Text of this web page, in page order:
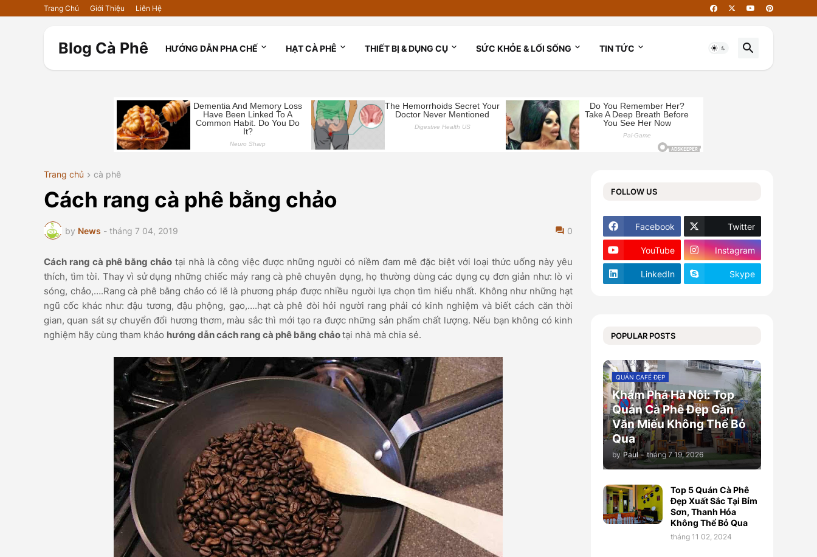
Trang Chủ Giới Thiệu Liên Hệ
Blog Cà Phê HƯỚNG DẪN PHA CHẾ HẠT CÀ PHÊ THIẾT BỊ & DỤNG CỤ SỨC KHỎE & LỐI SỐNG TIN TỨC
Trang chủ cà phê
Cách rang cà phê bằng chảo
by News - tháng 7 04, 2019 0
Cách rang cà phê bằng chảo tại nhà là công việc được những người có niềm đam mê đặc biệt với loại thức uống này yêu
thích, tìm tòi. Thay vì sử dụng những chiếc máy rang cà phê chuyên dụng, họ thường dùng các dụng cụ đơn giản như: lò vi
sóng, chảo,….Rang cà phê bằng chảo có lẽ là phương pháp được nhiều người lựa chọn tìm hiểu nhất. Không như những hạt
ngũ cốc khác như: đậu tương, đậu phộng, gạo,….hạt cà phê đòi hỏi người rang phải có kinh nghiệm và biết cách căn thời
gian, quan sát sự chuyển đổi hương thơm, màu sắc thì mới tạo ra được những sản phẩm chất lượng. Nếu bạn không có kinh
nghiệm hãy cùng tham khảo hướng dẫn cách rang cà phê bằng chảotại nhà mà chia sẻ.
FOLLOW US
Facebook Twitter
YouTube Instagram
LinkedIn Skype
POPULAR POSTS
QUÁN CAFÉ ĐẸP
Khám Phá Hà Nội: Top
Quán Cà Phê Đẹp Gần
Văn Miếu Không Thể Bỏ
Qua
by Paul - tháng 7 19, 2026
Top 5 Quán Cà Phê
Đẹp Xuất Sắc Tại Bỉm
Sơn, Thanh Hóa
Không Thể Bỏ Qua
tháng 11 02, 2024